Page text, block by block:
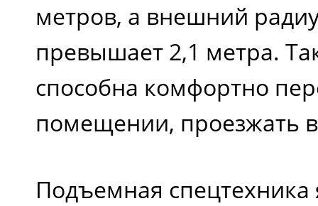
метров, а внешний
превышает 2,1 метра.
способна комфортно
помещении, проезжать
Подъемная спецтехника